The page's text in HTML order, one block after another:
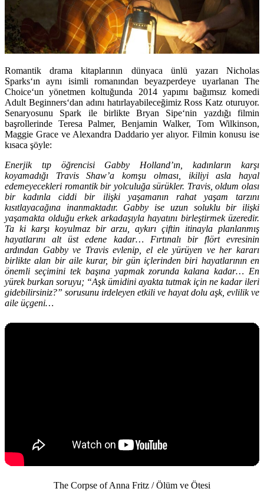
Romantik drama kitaplarının dünyaca ünlü yazarı Nicholas
Sparks‘ın aynı isimli romanından beyazperdeye uyarlanan The
Choice‘un yönetmen koltuğunda 2014 yapımı bağımsız komedi
Adult Beginners‘dan adını hatırlayabileceğimizRoss Katz oturuyor.
Senaryosunu Spark ile birlikteBryan Sipe‘nin yazdığı filmin
başrollerinde Teresa Palmer, Benjamin Walker, Tom Wilkinson,
Maggie Graceve Alexandra Daddarioyer alıyor. Filmin konusu ise
kısaca şöyle:
Enerjik tıp öğrencisi Gabby Holland’ın, kadınların karşı
koyamadığı Travis Shaw’a komşu olması, ikiliyi asla hayal
edemeyecekleri romantik bir yolculuğa sürükler. Travis, oldum olası
bir kadınla ciddi bir ilişki yaşamanın rahat yaşam tarzını
kısıtlayacağına inanmaktadır. Gabby ise uzun soluklu bir ilişki
yaşamakta olduğu erkek arkadaşıyla hayatını birleştirmek üzeredir.
Ta ki karşı koyulmaz bir arzu, aykırı çiftin itinayla planlanmış
hayatlarını alt üst edene kadar… Fırtınalı bir flört evresinin
ardından Gabby ve Travis evlenip, el ele yürüyen ve her kararı
birlikte alan bir aile kurar, bir gün içlerinden biri hayatlarının en
önemli seçimini tek başına yapmak zorunda kalana kadar… En
yürek burkan soruyu; “Aşk ümidini ayakta tutmak için ne kadar ileri
gidebilirsiniz?” sorusunu irdeleyen etkili ve hayat dolu aşk, evlilik ve
aile üçgeni…
The Corpse of Anna Fritz / Ölüm ve Ötesi